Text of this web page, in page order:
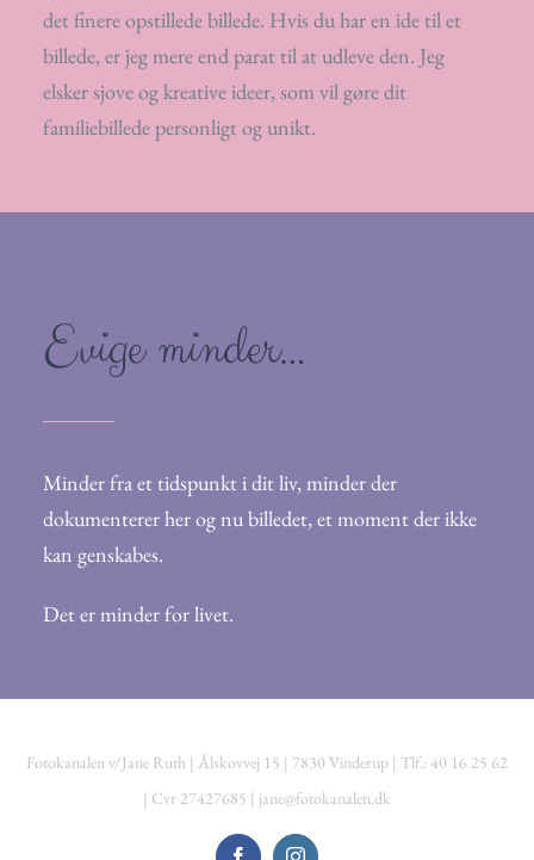
det finere opstillede billede. Hvis du har en ide til et
billede, er jeg mere end parat til at udleve den. Jeg
elsker sjove og kreative ideer, som vil gøre dit
familiebillede personligt og unikt.
Evige minder…
Minder fra et tidspunkt i dit liv, minder der
dokumenterer her og nu billedet, et moment der ikke
kan genskabes.
Det er minder for livet.
Fotokanalen v/Jane Ruth | Ålskovvej 15 | 7830 Vinderup | Tlf.: 40 16 25 62
| Cvr 27427685 | jane@fotokanalen.dk
FacebookInstagram